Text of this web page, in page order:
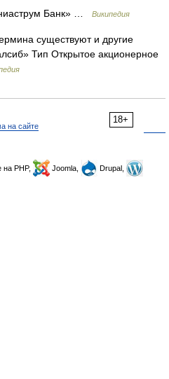
Банк» … Википедия
существуют и другие
Тип Открытое акционерное
18+
на сайте
на PHP, Joomla,
Drupal,